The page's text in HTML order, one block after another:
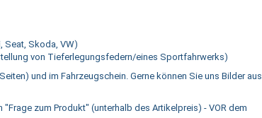
Seat, Skoda, VW)
von Tieferlegungsfedern/eines Sportfahrwerks)
und im Fahrzeugschein. Gerne können Sie uns Bilder aus
zum Produkt" (unterhalb des Artikelpreis) - VOR dem